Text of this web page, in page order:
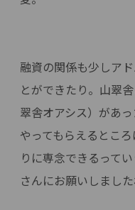
融資の関係も少しア
とができたり。山翠
翠舎オアシス）があっ
やってもらえるとこ
りに専念できるって
さんにお願いしました